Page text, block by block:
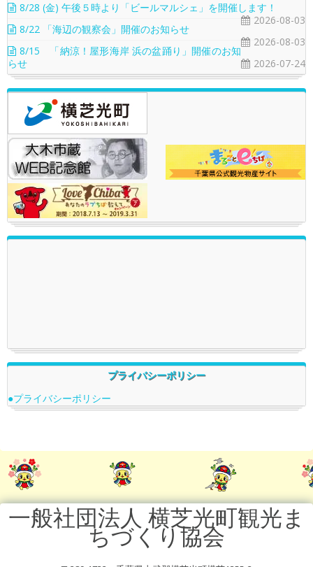
8/28 (金) 午後５時より「ビールマルシェ」を開催します！
2026-08-03
8/22 「海辺の観察会」開催のお知らせ
2026-08-03
8/15 「納涼！屋形海岸 浜の盆踊り」開催のお知
らせ
2026-07-24
プライバシーポリシー
●プライバシーポリシー
一般社団法人 横芝光町観光ま
ちづくり協会